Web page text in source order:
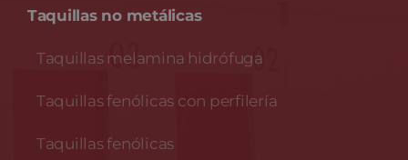
Taquillas no metálicas
Taquillas melamina hidrófuga
Taquillas fenólicas con perfilería
Taquillas fenólicas